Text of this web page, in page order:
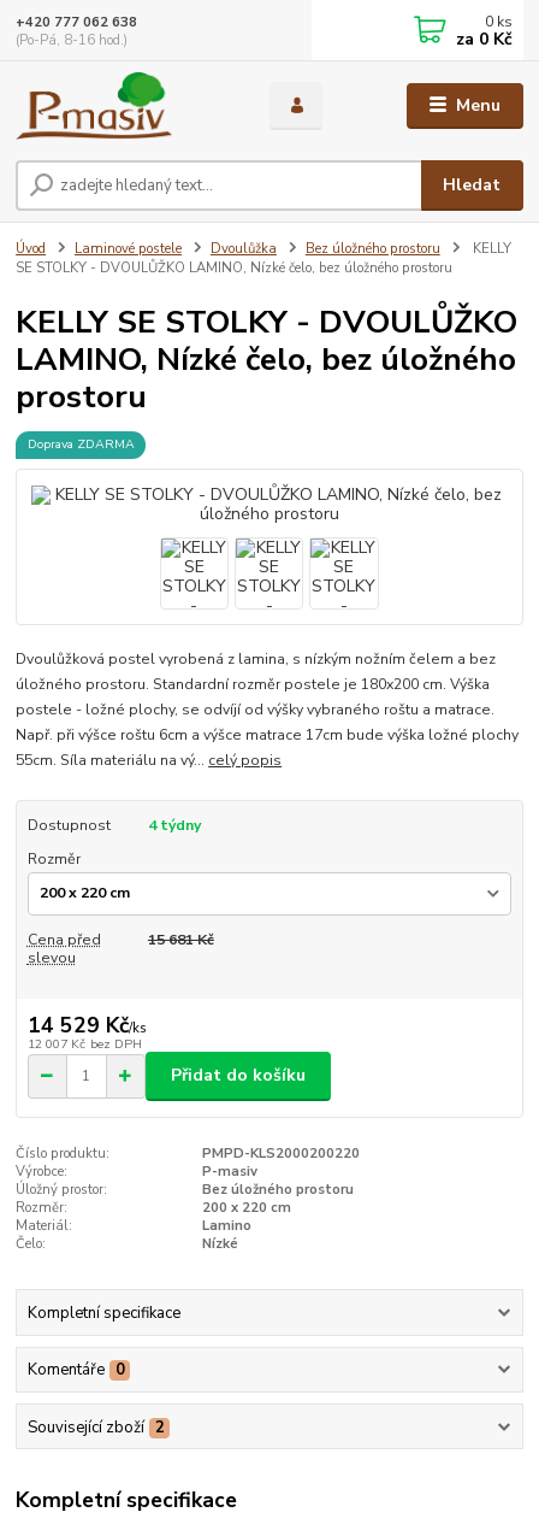
Menu
Hledat
+420 777 062 638
(Po-Pá, 8-16 hod.)
0 ks
za 0 Kč
Úvod Laminové postele Dvoulůžka Bez úložného prostoru
KELLY
SE STOLKY - DVOULŮŽKO LAMINO, Nízké čelo, bez úložného prostoru
KELLY SE STOLKY - DVOULŮŽKO
LAMINO, Nízké čelo, bez úložného
prostoru
Doprava ZDARMA
Dvoulůžková postel vyrobená z lamina, s nízkým nožním čelem a bez
úložného prostoru. Standardní rozměr postele je 180x200 cm. Výška
postele - ložné plochy, se odvíjí od výšky vybraného roštu a matrace.
Např. při výšce roštu 6cm a výšce matrace 17cm bude výška ložné plochy
55cm. Síla materiálu na vý... celý popis
Dostupnost
4 týdny
Rozměr
Cena před
slevou
15 681 Kč
14 529 Kč/ks
12 007 Kč bez DPH
Přidat do košíku
Číslo produktu:
PMPD-KLS2000200220
Výrobce:
P-masiv
Úložný prostor:
Bez úložného prostoru
Rozměr:
200 x 220 cm
Materiál:
Lamino
Čelo:
Nízké
Kompletní specifikace
Komentáře 0
Související zboží 2
Kompletní specifikace